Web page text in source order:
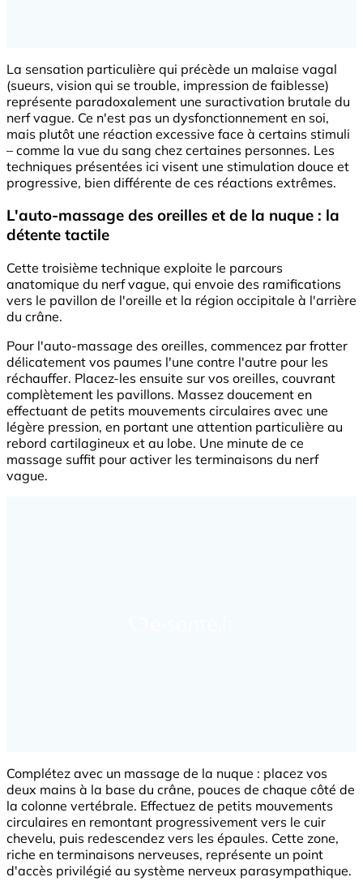
La sensation particulière qui précède un malaise vagal
(sueurs, vision qui se trouble, impression de faiblesse)
représente paradoxalement une suractivation brutale du
nerf vague. Ce n'est pas un dysfonctionnement en soi,
mais plutôt une réaction excessive face à certains stimuli
– comme la vue du sang chez certaines personnes. Les
techniques présentées ici visent une stimulation douce et
progressive, bien différente de ces réactions extrêmes.
L'auto-massage des oreilles et de la nuque : la
détente tactile
Cette troisième technique exploite le parcours
anatomique du nerf vague, qui envoie des ramifications
vers le pavillon de l'oreille et la région occipitale à l'arrière
du crâne.
Pour l'auto-massage des oreilles, commencez par frotter
délicatement vos paumes l'une contre l'autre pour les
réchauffer. Placez-les ensuite sur vos oreilles, couvrant
complètement les pavillons. Massez doucement en
effectuant de petits mouvements circulaires avec une
légère pression, en portant une attention particulière au
rebord cartilagineux et au lobe. Une minute de ce
massage suffit pour activer les terminaisons du nerf
vague.
Complétez avec un massage de la nuque : placez vos
deux mains à la base du crâne, pouces de chaque côté de
la colonne vertébrale. Effectuez de petits mouvements
circulaires en remontant progressivement vers le cuir
chevelu, puis redescendez vers les épaules. Cette zone,
riche en terminaisons nerveuses, représente un point
d'accès privilégié au système nerveux parasympathique.